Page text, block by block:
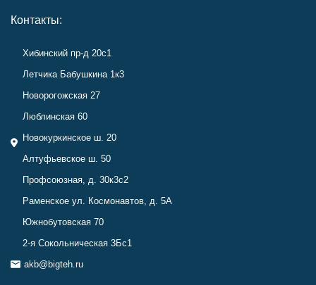
Контакты:
Хибинский пр-д 20с1
Летчика Бабушкина 1к3
Новорогожская 27
Люблинская 60
Новокуркинское ш. 20
Алтуфьевское ш. 50
Профсоюзная, д. 30к3с2
Раменское ул. Космонавтов, д. 5А
Южнобутовская 70
2-я Сокольническая 3Бс1
akb@bigteh.ru